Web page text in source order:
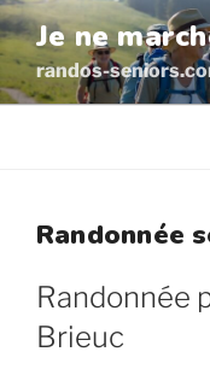
Aller
au
contenu
principal
Je ne
randos-
Randonnée
Randonnée
Brieuc